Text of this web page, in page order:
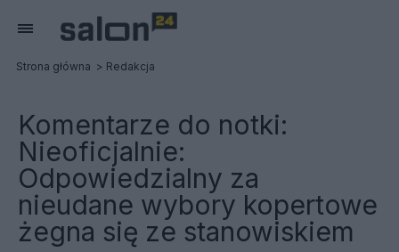
Strona główna Redakcja
Komentarze do notki:
Nieoficjalnie:
Odpowiedzialny za
nieudane wybory kopertowe
żegna się ze stanowiskiem